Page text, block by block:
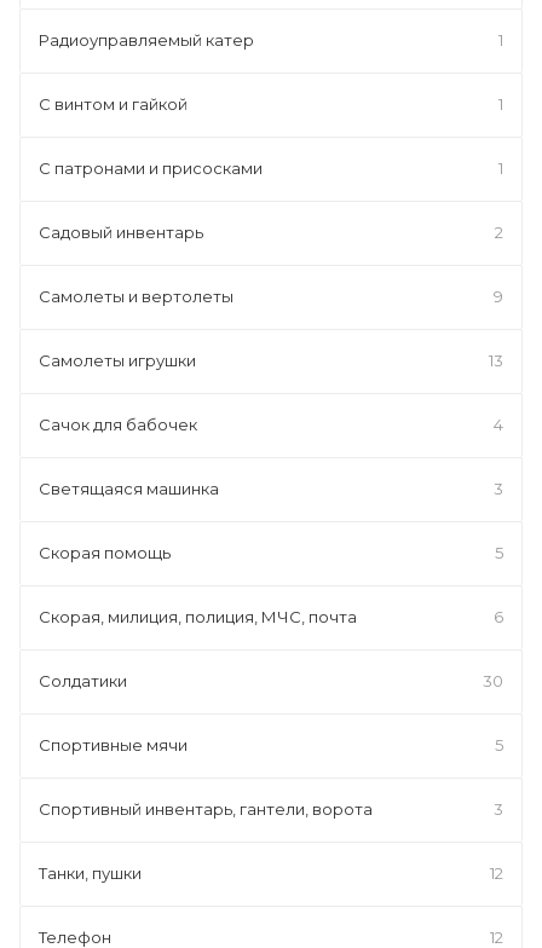
Радиоуправляемый катер 1
С винтом и гайкой 1
С патронами и присосками 1
Садовый инвентарь 2
Самолеты и вертолеты 9
Самолеты игрушки 13
Сачок для бабочек 4
Светящаяся машинка 3
Скорая помощь 5
Скорая, милиция, полиция, МЧС, почта 6
Солдатики 30
Спортивные мячи 5
Спортивный инвентарь, гантели, ворота 3
Танки, пушки 12
Телефон 12